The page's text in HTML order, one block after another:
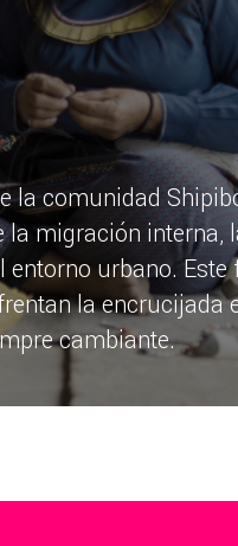
la comunidad
la migración interna,
urbano.
la encrucijada
cambiante.